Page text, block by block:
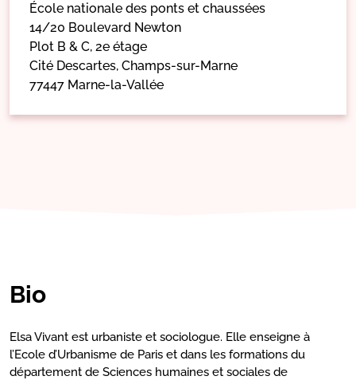
École nationale des ponts et chaussées
14/20 Boulevard Newton
Plot B & C, 2e étage
Cité Descartes, Champs-sur-Marne
77447 Marne-la-Vallée
Bio
Elsa Vivant est urbaniste et sociologue. Elle enseigne à
l’Ecole d’Urbanisme de Paris et dans les formations du
département de Sciences humaines et sociales de